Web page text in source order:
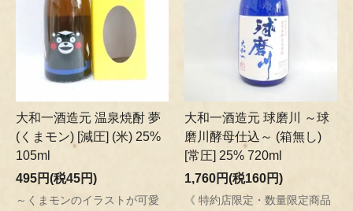
大和一酒造元 温泉焼酎 夢
(くまモン) [減圧] (米) 25%
105ml
495円(税45円)
～くまモンのイラストが可愛
大和一酒造元 球磨川 ～球
磨川酵母仕込～ (箱無し)
[常圧] 25% 720ml
1,760円(税160円)
《 特約店限定・数量限定商品